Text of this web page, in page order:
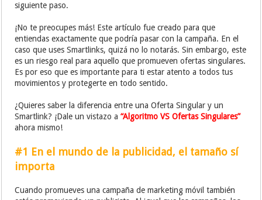
siguiente paso.
¡No te preocupes más! Este artículo fue creado para que
entiendas exactamente que podría pasar con la campaña. En el
caso que uses Smartlinks, quizá no lo notarás. Sin embargo, este
es un riesgo real para aquello que promueven ofertas singulares.
Es por eso que es importante para ti estar atento a todos tus
movimientos y protegerte en todo sentido.
¿Quieres saber la diferencia entre una Oferta Singular y un
Smartlink? ¡Dale un vistazo a“Algoritmo VS Ofertas Singulares”
ahora mismo!
#1 En el mundo de la publicidad, el tamaño sí
importa
Cuando promueves una campaña de marketing móvil también